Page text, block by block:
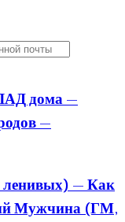
дома —
—
ленивых) — Как
Мужчина (ГМ,